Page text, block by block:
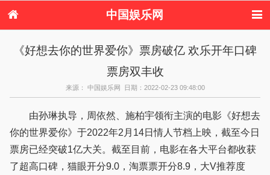
中国娱乐网
服饰
塑身 情感
健康
新娘 家庭
约会 品牌
《好想去你的世界爱你》票房破亿 欢乐开年口碑
票房双丰收
来源： 中国娱乐网 日期：2022-02-23 09:48:00
由孙琳执导，周依然、施柏宇领衔主演的电影《好想去
你的世界爱你》于2022年2月14日情人节档上映，截至今日
票房已经突破1亿大关。截至目前，电影在各大平台都收获
了超高口碑，猫眼开分9.0，淘票票开分8.9，大V推荐度